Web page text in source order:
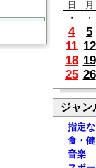
日
月
・
・
4
5
11 12
18 19
25 26
ジャン
指定
食・
音楽